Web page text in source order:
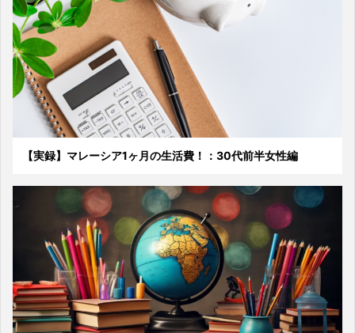
【実録】マレーシア1ヶ月の生活費！：30代前半女性編